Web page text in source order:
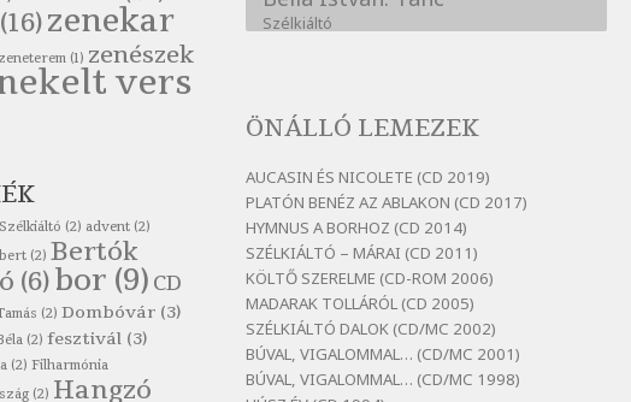
Szélkiáltó
Szélkiáltó
lélegzetvételnyi csöndben
Szélkiáltó
Bertók László: Az arcodra, ha
nem vigyázol
Szélkiáltó
Bertók László: Dinnye Döme
Szélkiáltó
Bertók László: Diófa-levélen
ÖNÁLLÓ LEMEZEK
AUCASIN ÉS NICOLETE (CD 2019)
PLATÓN BENÉZ AZ ABLAKON (CD 2017)
HYMNUS A BORHOZ (CD 2014)
SZÉLKIÁLTÓ – MÁRAI (CD 2011)
KÖLTŐ SZERELME (CD-ROM 2006)
MADARAK TOLLÁRÓL (CD 2005)
SZÉLKIÁLTÓ DALOK (CD/MC 2002)
BÚVAL, VIGALOMMAL… (CD/MC 2001)
BÚVAL, VIGALOMMAL… (CD/MC 1998)
(16)zenekar
zeneterem (1) zenészek
vers
(2) advent (2)
(2) Bertók
(6)bor (9) CD
(2) Dombóvár (3)
(2) fesztivál (3)
(2) Filharmónia
(2) Hangzó